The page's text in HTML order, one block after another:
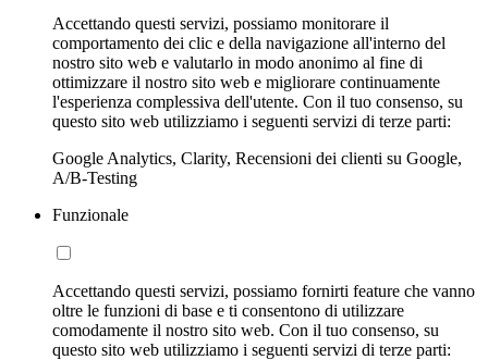
Accettando questi servizi, possiamo monitorare il
comportamento dei clic e della navigazione all'interno del
nostro sito web e valutarlo in modo anonimo al fine di
ottimizzare il nostro sito web e migliorare continuamente
l'esperienza complessiva dell'utente. Con il tuo consenso, su
questo sito web utilizziamo i seguenti servizi di terze parti:
Google Analytics, Clarity, Recensioni dei clienti su Google,
A/B-Testing
Funzionale
Accettando questi servizi, possiamo fornirti feature che vanno
oltre le funzioni di base e ti consentono di utilizzare
comodamente il nostro sito web. Con il tuo consenso, su
questo sito web utilizziamo i seguenti servizi di terze parti: